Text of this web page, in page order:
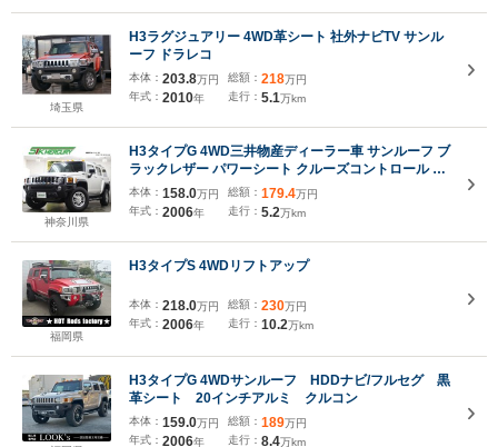
埼玉県
H3ラグジュアリー 4WD革シート 社外ナビTV サンル
ーフ ドラレコ
本体： 203.8万円
年式： 2010年
総額： 218万円
走行： 5.1万km
神奈川県
H3タイプG 4WD三井物産ディーラー車 サンルーフ ブ
ラックレザー パワーシート クルーズコントロール レ
ギュラー仕様 ETC 4WD センターデフロック ルーフ
レール 3.5Lエンジン
本体： 158.0万円
年式： 2006年
総額： 179.4万円
走行： 5.2万km
福岡県
H3タイプS 4WDリフトアップ
本体： 218.0万円
年式： 2006年
総額： 230万円
走行： 10.2万km
H3タイプG 4WDサンルーフ HDDナビ/フルセグ 黒
革シート 20インチアルミ クルコン
本体： 159.0万円
年式： 2006年
総額： 189万円
走行： 8.4万km